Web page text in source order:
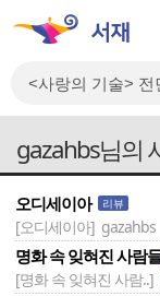
gazahbs님의
오디세이아 리뷰
[오디세이아]
명화 속 잊혀진 사람
[명화 속 잊혀진 사람..]